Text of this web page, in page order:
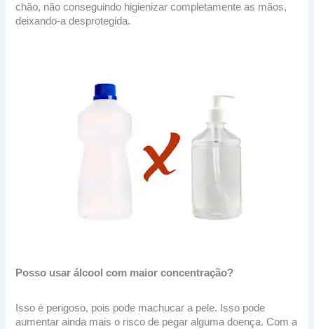
chão, não conseguindo higienizar completamente as mãos,
deixando-a desprotegida.
Posso usar álcool com maior concentração?
Isso é perigoso, pois pode machucar a pele. Isso pode
aumentar ainda mais o risco de pegar alguma doença. Com a